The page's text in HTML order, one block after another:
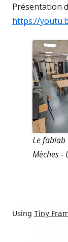
Présentation
https://
Le fablab
Mèches -
Footer
Using Tiny